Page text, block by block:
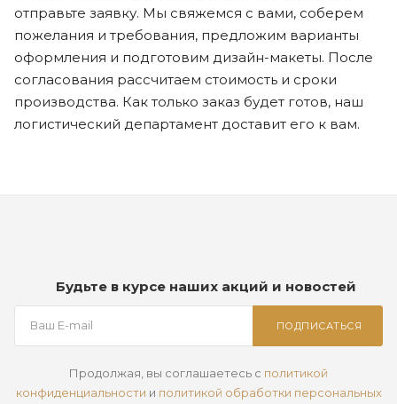
отправьте заявку. Мы свяжемся с вами, соберем
пожелания и требования, предложим варианты
оформления и подготовим дизайн-макеты. После
согласования рассчитаем стоимость и сроки
производства. Как только заказ будет готов, наш
логистический департамент доставит его к вам.
Будьте в курсе наших акций и новостей
ПОДПИСАТЬСЯ
Продолжая, вы соглашаетесь с политикой
конфиденциальности и политикой обработки персональных